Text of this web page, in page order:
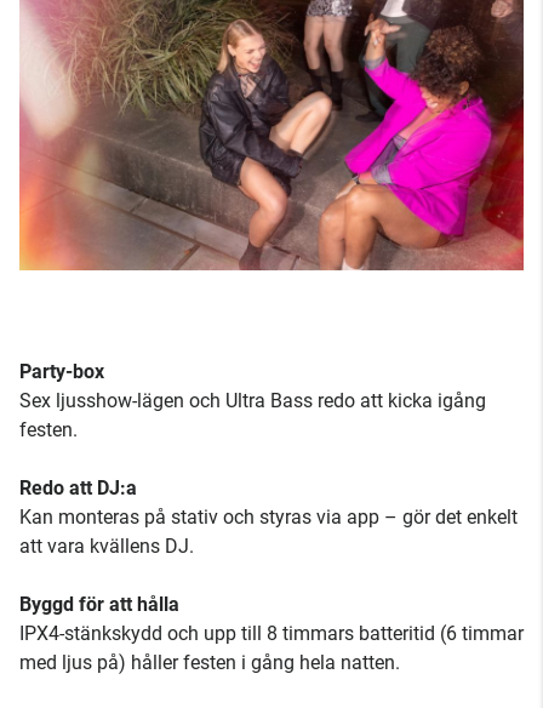
Party-box
Sex ljusshow-lägen och Ultra Bass redo att kicka igång
festen.
Redo att DJ:a
Kan monteras på stativ och styras via app – gör det enkelt
att vara kvällens DJ.
Byggd för att hålla
IPX4-stänkskydd och upp till 8 timmars batteritid (6 timmar
med ljus på) håller festen i gång hela natten.